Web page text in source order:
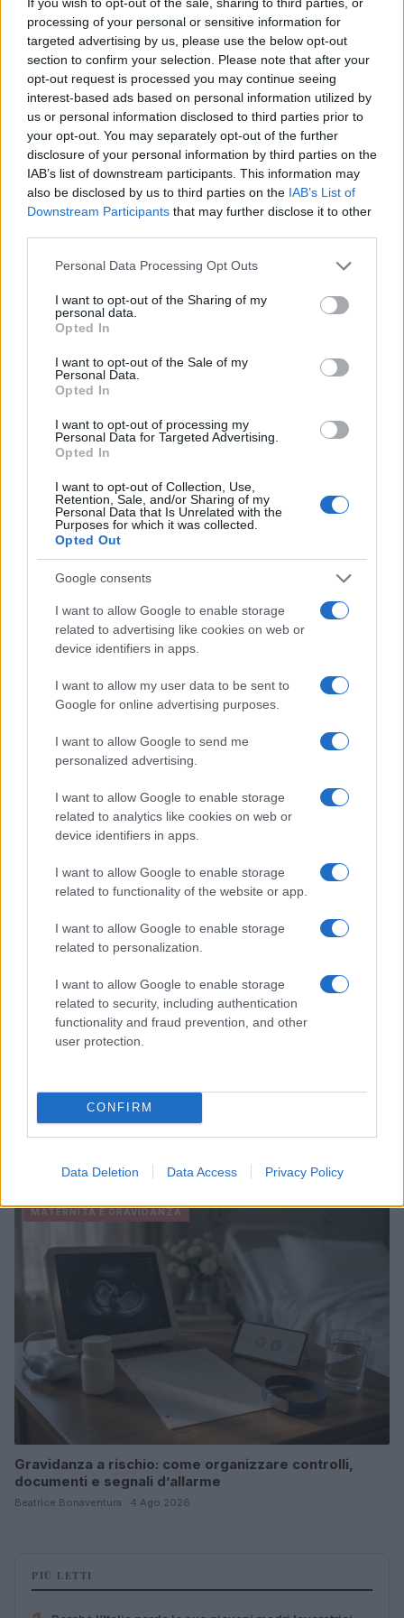
processing of your personal or sensitive information for
targeted advertising by us, please use the below opt-out
section to confirm your selection. Please note that after your
opt-out request is processed you may continue seeing
interest-based ads based on personal information utilized by
us or personal information disclosed to third parties prior to
your opt-out. You may separately opt-out of the further
disclosure of your personal information by third parties on the
IAB’s list of downstream participants. This information may
also be disclosed by us to third parties on the IAB’s List of
Downstream Participants that may further disclose it to other
Please note that this website/app uses one or more Google
not limited to your visit or usage behaviour. You may click to
grant or deny consent to Google and its third-party tags to
use your data for below specified purposes in below Google
consent section.
Personal Data Processing Opt Outs
I want to opt-out of the Sharing of my
personal data.
Opted In
I want to opt-out of the Sale of my
Personal Data.
Opted In
I want to opt-out of processing my
Personal Data for Targeted Advertising.
Opted In
I want to opt-out of Collection, Use,
Retention, Sale, and/or Sharing of my
Personal Data that Is Unrelated with the
Purposes for which it was collected.
Opted Out
Google consents
I want to allow Google to enable storage
related to advertising like cookies on web or
device identifiers in apps.
I want to allow my user data to be sent to
Google for online advertising purposes.
I want to allow Google to send me
personalized advertising.
I want to allow Google to enable storage
related to analytics like cookies on web or
device identifiers in apps.
I want to allow Google to enable storage
related to functionality of the website or app.
I want to allow Google to enable storage
related to personalization.
I want to allow Google to enable storage
related to security, including authentication
functionality and fraud prevention, and other
user protection.
CONFIRM
Data Deletion Data Access Privacy Policy
AUTORE
AiAdhubMedia
Continua a leggere
Perché l’Italia perde le sue giovani madri lavoratrici
Roberto Capelli · 8 Ago 2026
MATERNITÀ E GRAVIDANZA
Guida al caldo per gravidanza e infanzia: prevenire
Camilla Pellegrini · 5 Ago 2026
MATERNITÀ E GRAVIDANZA
Gravidanza a rischio: come organizzare controlli,
documenti e segnali d’allarme
Beatrice Bonaventura · 4 Ago 2026
PIÙ LETTI